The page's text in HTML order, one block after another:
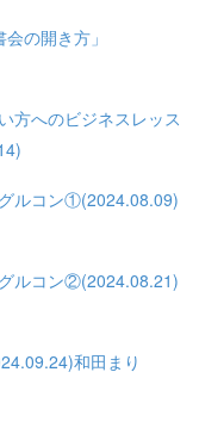
の開き方」
方へのビジネスレッス
ルコン①(2024.08.09)
ルコン②(2024.08.21)
和田まり